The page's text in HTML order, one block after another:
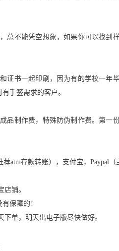
总不能凭空想象，如果你可以找到
证书一起印刷，因为有的学校一年
手签需求的客户。
品制作费，特殊防伪制作费。第一
atm存款转账），支付宝，Paypal（
铺。
保障的！
单，明天出电子版尽快做好。